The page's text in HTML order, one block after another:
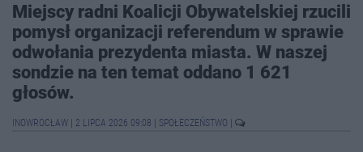
Miejscy radni Koalicji Obywatelskiej rzucili
pomysł organizacji referendum w sprawie
odwołania prezydenta miasta. W naszej
sondzie na ten temat oddano 1 621
głosów.
INOWROCŁAW 2 LIPCA 2026 09:08 SPOŁECZEŃSTWO